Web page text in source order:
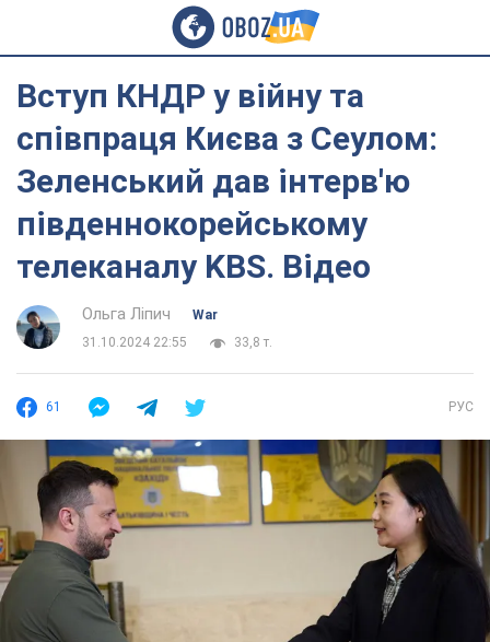
Вступ КНДР у війну та
співпраця Києва з Сеулом:
Зеленський дав інтерв'ю
південнокорейському
телеканалу KBS. Відео
Ольга Ліпич
War
31.10.2024 22:55
33,8 т.
61 РУС